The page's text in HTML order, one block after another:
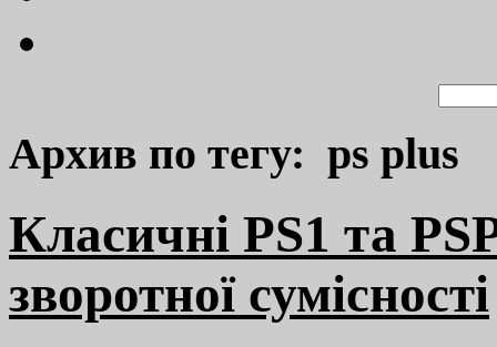
Архив по тегу: ps plus
Класичні PS1 та
зворотної сумісності